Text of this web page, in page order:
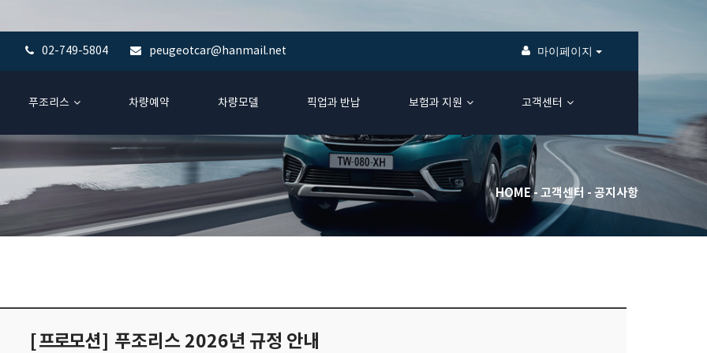
02-749-5804 peugeotcar@hanmail.net 마이페이지
푸조리스 차량예약 차량모델 픽업과 반납 보험과 지원 고객센터
HOME 고객센터 공지사항
[ 프로모션 ] 푸조리스 2026년 규정 안내